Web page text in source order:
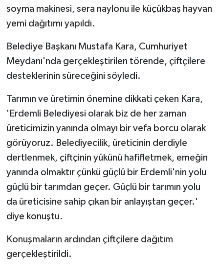
soyma makinesi, sera naylonu ile küçükbaş hayvan
yemi dağıtımı yapıldı.
Belediye Başkanı Mustafa Kara, Cumhuriyet
Meydanı'nda gerçekleştirilen törende, çiftçilere
desteklerinin süreceğini söyledi.
Tarımın ve üretimin önemine dikkati çeken Kara,
'Erdemli Belediyesi olarak biz de her zaman
üreticimizin yanında olmayı bir vefa borcu olarak
görüyoruz. Belediyecilik, üreticinin derdiyle
dertlenmek, çiftçinin yükünü hafifletmek, emeğin
yanında olmaktır çünkü güçlü bir Erdemli'nin yolu
güçlü bir tarımdan geçer. Güçlü bir tarımın yolu
da üreticisine sahip çıkan bir anlayıştan geçer.'
diye konuştu.
Konuşmaların ardından çiftçilere dağıtım
gerçekleştirildi.